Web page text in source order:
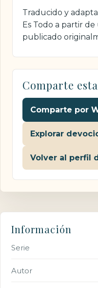
Traducido y
Es Todo a partir de
publicado
Comparte
Comparte por
Explorar
Volver al perfil
Información
Serie
Autor